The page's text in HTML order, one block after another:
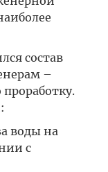
состав
–
воды на
с